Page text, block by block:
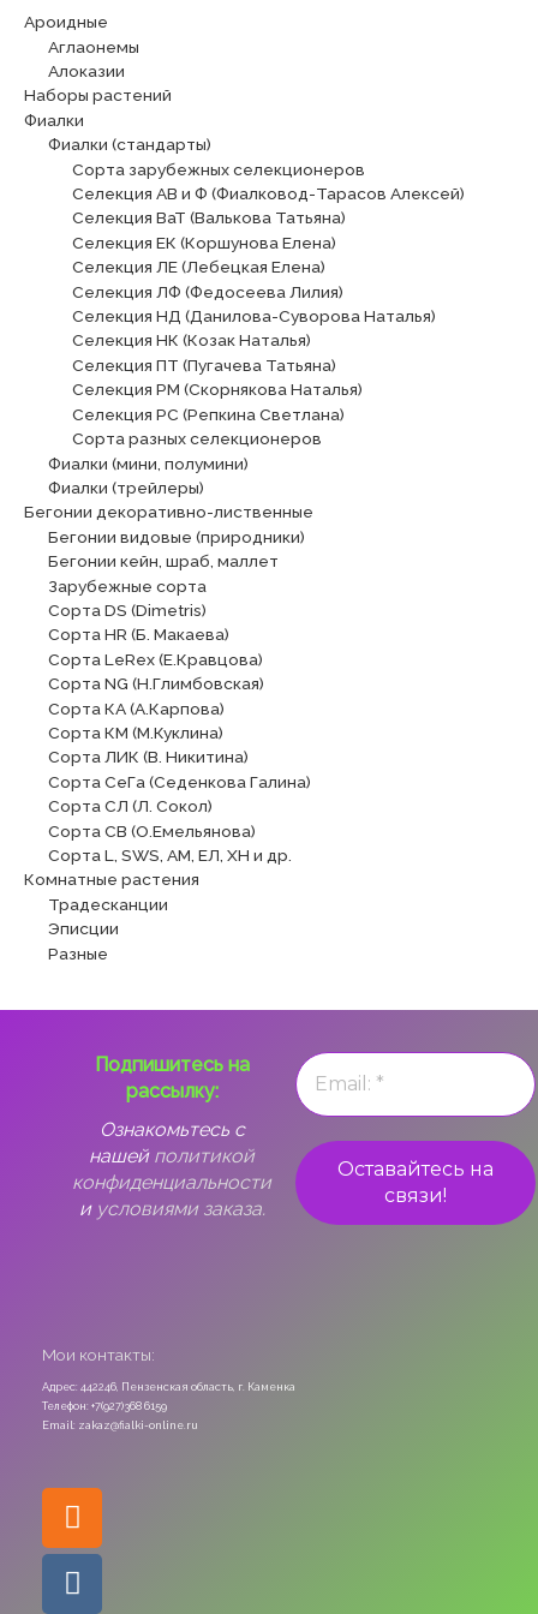
Ароидные
Аглаонемы
Алоказии
Наборы растений
Фиалки
Фиалки (стандарты)
Сорта зарубежных селекционеров
Селекция АВ и Ф (Фиалковод-Тарасов Алексей)
Селекция ВаТ (Валькова Татьяна)
Селекция ЕК (Коршунова Елена)
Селекция ЛЕ (Лебецкая Елена)
Селекция ЛФ (Федосеева Лилия)
Селекция НД (Данилова-Суворова Наталья)
Селекция НК (Козак Наталья)
Селекция ПТ (Пугачева Татьяна)
Селекция РМ (Скорнякова Наталья)
Селекция РС (Репкина Светлана)
Сорта разных селекционеров
Фиалки (мини, полумини)
Фиалки (трейлеры)
Бегонии декоративно-лиственные
Бегонии видовые (природники)
Бегонии кейн, шраб, маллет
Зарубежные сорта
Сорта DS (Dimetris)
Сорта HR (Б. Макаева)
Сорта LeRex (Е.Кравцова)
Сорта NG (Н.Глимбовская)
Сорта КА (А.Карпова)
Сорта КМ (М.Куклина)
Сорта ЛИК (В. Никитина)
Сорта СеГа (Седенкова Галина)
Сорта СЛ (Л. Сокол)
Сорта СВ (О.Емельянова)
Сорта L, SWS, АМ, ЕЛ, ХН и др.
Комнатные растения
Традесканции
Эписции
Разные
Подпишитесь на
рассылку:
Ознакомьтесь с
нашей политикой
конфиденциальности
и условиями заказа.
Мои контакты:
Адрес: 442246, Пензенская область, г. Каменка
Телефон: +7(927)368 6159
Email: zakaz@fialki-online.ru
Odnoklassniki
Vk
Instagram
Viber
Whatsapp